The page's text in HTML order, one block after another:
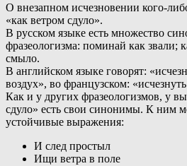
О внезапном исчезновении кого-
«как ветром сдуло».
В русском языке есть множество
фразеологизма: поминай как звали;
смыло.
В английском языке говорят:
воздух», во французском:
Как и у других фразеологизмов, у
сдуло» есть свои синонимы. К ним
устойчивые выражения:
И след простыл
Ищи ветра в поле